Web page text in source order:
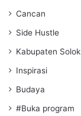
Cancan
Side Hustle
Kabupaten Solok
Inspirasi
Budaya
#Buka program